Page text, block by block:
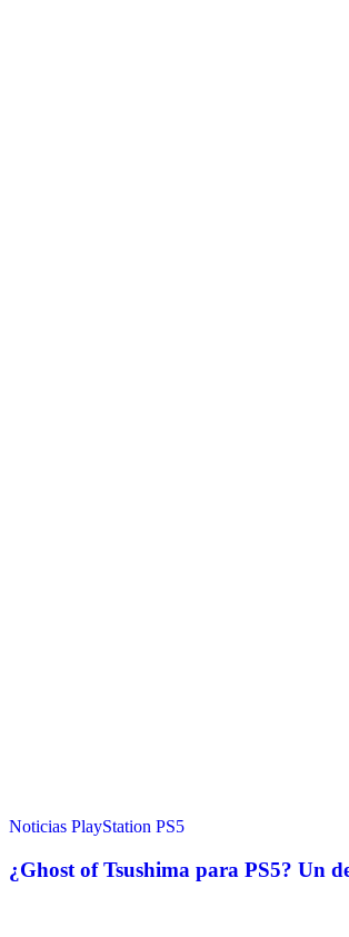
Noticias PlayStation PS5
¿Ghost of Tsushima para PS5? Un